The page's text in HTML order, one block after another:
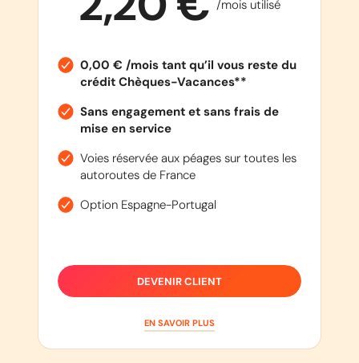
/mois utilisé
0,00 € /mois tant qu’il vous reste du
crédit Chèques-Vacances**
Sans engagement et sans frais de
mise en service
Voies réservée aux péages sur toutes les
autoroutes de France
Option Espagne-Portugal
DEVENIR CLIENT
EN SAVOIR PLUS